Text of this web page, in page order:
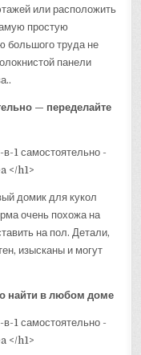
или расположить
простую
большого труда не
панели
— переделайте
домик для кукол
очень похожа на
на пол. Детали,
изысканы и могут
найти в любом доме